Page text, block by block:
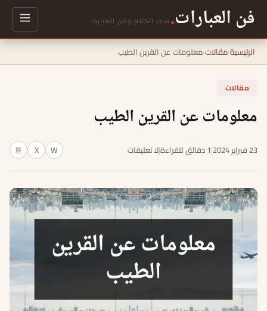
فن العبارات. سحر الكلام وفن العبارة
الرئيسية›مقالات›معلومات عن القرين الطيب
مقالات
معلومات عن القرين الطيب
23 فبراير 2024 |1 دقائق للقراءة |لا تعليقات W
X
⎘